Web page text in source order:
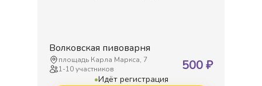
Волковская пивоварня
площадь Карла Маркса, 7
1-10участников 500₽
•Идёт регистрация